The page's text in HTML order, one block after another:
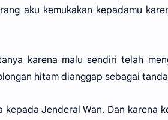
aku kemukakan kepadamu
karena malu sendiri telah
hitam dianggap sebagai
kepada Jenderal Wan. Dan karena